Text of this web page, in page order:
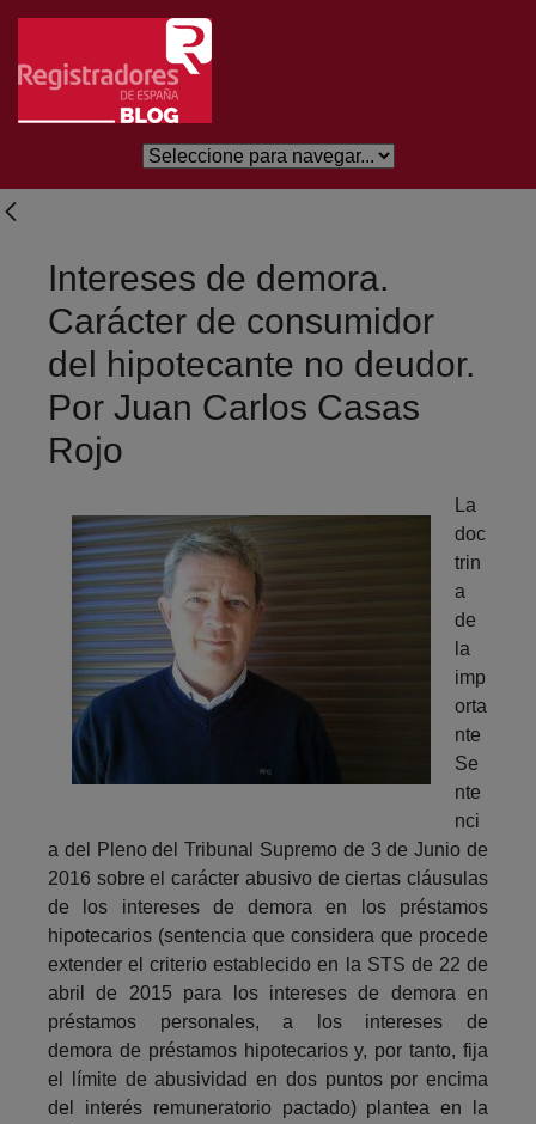
Saltar al contenido principal
Intereses de demora.
Carácter de consumidor
del hipotecante no deudor.
Por Juan Carlos Casas
Rojo
La
doc
trin
a
de
la
imp
orta
nte
Se
nte
nci
a del Pleno del Tribunal Supremo de 3 de Junio de
2016 sobre el carácter abusivo de ciertas cláusulas
de los intereses de demora en los préstamos
hipotecarios (sentencia que considera que procede
extender el criterio establecido en la STS de 22 de
abril de 2015 para los intereses de demora en
préstamos personales, a los intereses de
demora de préstamos hipotecarios y, por tanto, fija
el límite de abusividad en dos puntos por encima
del interés remuneratorio pactado) plantea en la